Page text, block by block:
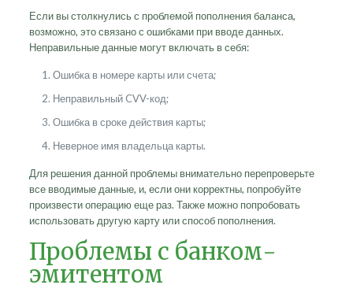
Если вы столкнулись с проблемой пополнения баланса,
возможно, это связано с ошибками при вводе данных.
Неправильные данные могут включать в себя:
Ошибка в номере карты или счета;
Неправильный CVV-код;
Ошибка в сроке действия карты;
Неверное имя владельца карты.
Для решения данной проблемы внимательно перепроверьте
все вводимые данные, и, если они корректны, попробуйте
произвести операцию еще раз. Также можно попробовать
использовать другую карту или способ пополнения.
Проблемы с банком-
эмитентом